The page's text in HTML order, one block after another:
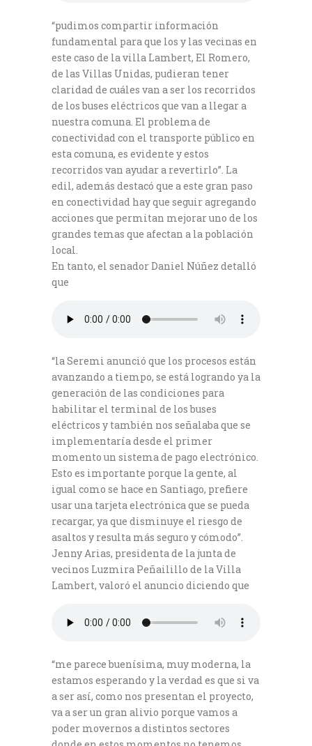
“pudimos compartir información
fundamental para que los y las vecinas en
este caso de la villa Lambert, El Romero,
de las Villas Unidas, pudieran tener
claridad de cuáles van a ser los recorridos
de los buses eléctricos que van a llegar a
nuestra comuna. El problema de
conectividad con el transporte público en
esta comuna, es evidente y estos
recorridos van ayudar a revertirlo”. La
edil, además destacó que a este gran paso
en conectividad hay que seguir agregando
acciones que permitan mejorar uno de los
grandes temas que afectan a la población
local.
En tanto, el senador Daniel Núñez detalló
que
“la Seremi anunció que los procesos están
avanzando a tiempo, se está logrando ya la
generación de las condiciones para
habilitar el terminal de los buses
eléctricos y también nos señalaba que se
implementaría desde el primer
momento un sistema de pago electrónico.
Esto es importante porque la gente, al
igual como se hace en Santiago, prefiere
usar una tarjeta electrónica que se pueda
recargar, ya que disminuye el riesgo de
asaltos y resulta más seguro y cómodo”.
Jenny Arias, presidenta de la junta de
vecinos Luzmira Peñailillo de la Villa
Lambert, valoró el anuncio diciendo que
“me parece buenísima, muy moderna, la
estamos esperando y la verdad es que si va
a ser así, como nos presentan el proyecto,
va a ser un gran alivio porque vamos a
poder movernos a distintos sectores